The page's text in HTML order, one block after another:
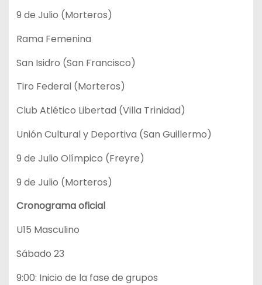
9 de Julio (Morteros)
Rama Femenina
San Isidro (San Francisco)
Tiro Federal (Morteros)
Club Atlético Libertad (Villa Trinidad)
Unión Cultural y Deportiva (San Guillermo)
9 de Julio Olímpico (Freyre)
9 de Julio (Morteros)
Cronograma oficial
U15 Masculino
Sábado 23
9:00: Inicio de la fase de grupos